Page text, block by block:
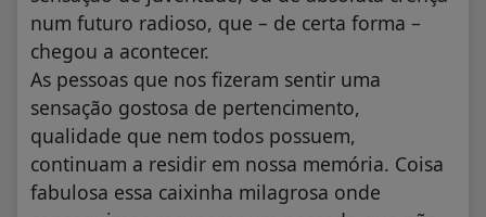
num futuro radioso, que – de certa forma –
chegou a acontecer.
As pessoas que nos fizeram sentir uma
sensação gostosa de pertencimento,
qualidade que nem todos possuem,
continuam a residir em nossa memória. Coisa
fabulosa essa caixinha milagrosa onde